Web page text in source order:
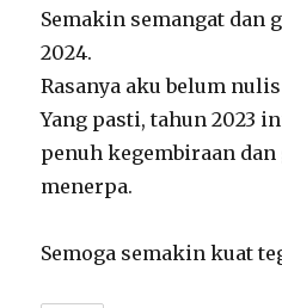
Semakin semangat dan
2024.
Rasanya aku belum
Yang pasti, tahun 2023
penuh kegembiraan
menerpa.
Semoga semakin kuat